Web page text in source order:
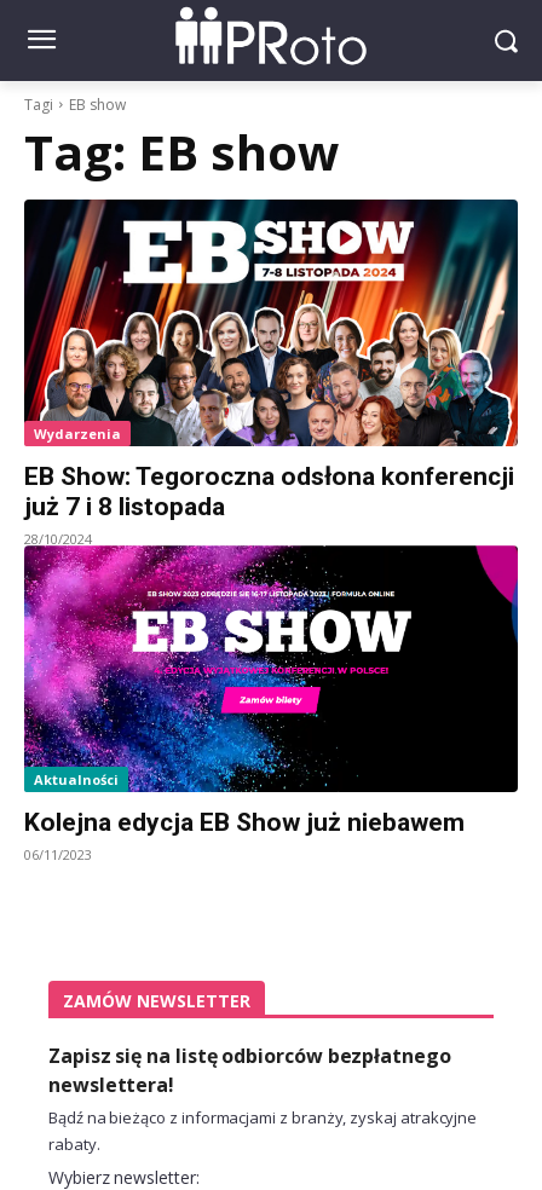
Tagi EB show
Tag: EB show
Wydarzenia
EB Show: Tegoroczna odsłona konferencji
już 7 i 8 listopada
28/10/2024
Aktualności
Kolejna edycja EB Show już niebawem
06/11/2023
ZAMÓW NEWSLETTER
Zapisz się na listę odbiorców bezpłatnego
newslettera!
Bądź na bieżąco z informacjami z branży, zyskaj atrakcyjne
rabaty.
Wybierz newsletter: